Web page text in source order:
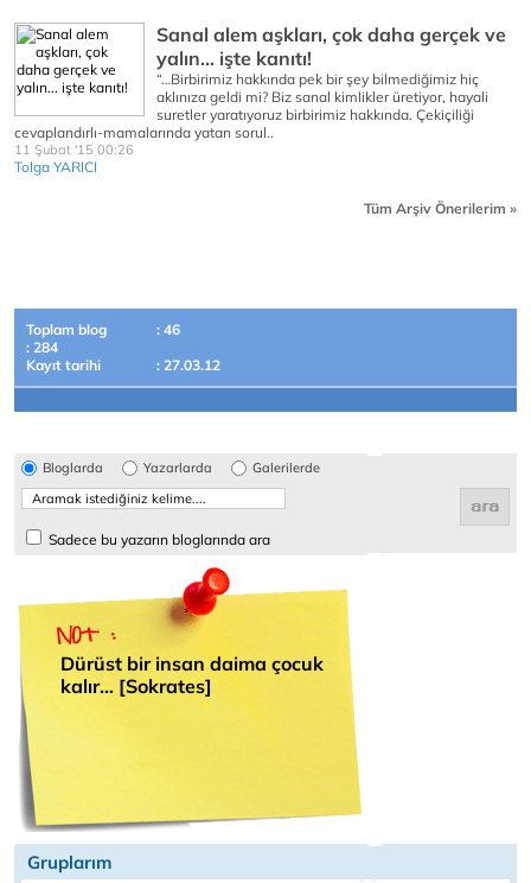
Sanal alem aşkları, çok daha gerçek ve
yalın... işte kanıtı!
“…Birbirimiz hakkında pek bir şey bilmediğimiz hiç
aklınıza geldi mi? Biz sanal kimlikler üretiyor, hayali
suretler yaratıyoruz birbirimiz hakkında. Çekiçiliği
cevaplandırlı-mamalarında yatan sorul..
11 Şubat '15 00:26
Tolga YARICI
Tüm Arşiv Önerilerim »
Toplam blog
: 46
: 284
Kayıt tarihi
: 27.03.12
Bloglarda Yazarlarda Galerilerde
Sadece bu yazarın bloglarında ara
Dürüst bir insan daima çocuk
kalır… [Sokrates]
Gruplarım